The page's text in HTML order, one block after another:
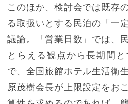
このほか、検討会では既存
る取扱いとする民泊の「一
議論。「営業日数」では、
とらえる観点から長期間
で、全国旅館ホテル生活衛
原茂樹会長が上限設定をお